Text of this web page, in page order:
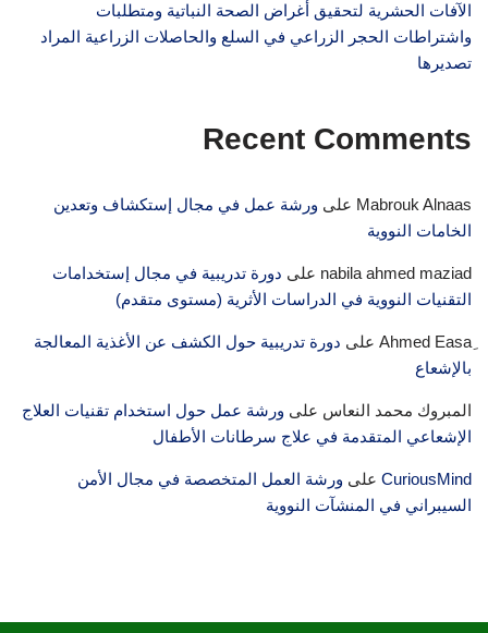
الآفات الحشرية لتحقيق أغراض الصحة النباتية ومتطلبات
واشتراطات الحجر الزراعي في السلع والحاصلات الزراعية المراد
تصديرها
Recent Comments
Mabrouk Alnaas على ورشة عمل في مجال إستكشاف وتعدين
الخامات النووية
nabila ahmed maziad على دورة تدريبية في مجال إستخدامات
التقنيات النووية في الدراسات الأثرية (مستوى متقدم)
على دورة تدريبية حول الكشف عن الأغذية المعالجة
بالإشعاع
المبروك محمد النعاس على ورشة عمل حول استخدام تقنيات العلاج
الإشعاعي المتقدمة في علاج سرطانات الأطفال
CuriousMind على ورشة العمل المتخصصة في مجال الأمن
السيبراني في المنشآت النووية